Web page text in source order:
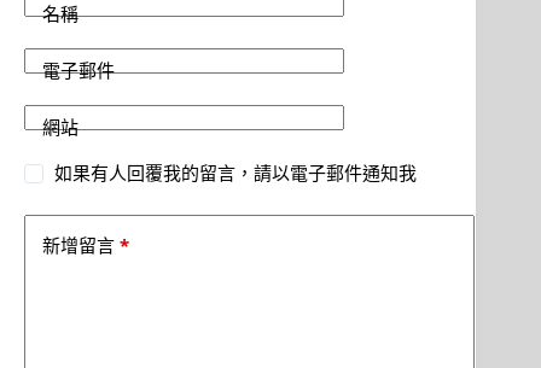
名稱
電子郵件
網站
如果有人回覆我的留言，請以電子郵件通知我
新增留言 *